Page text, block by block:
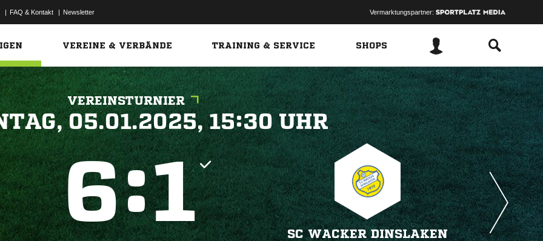
| FAQ & Kontakt | Newsletter Vermarktungspartner:
VEREINE & VERBÄNDE TRAINING & SERVICE SHOPS
VEREINSTURNIER
  
:
SC WACKER DINSLAKEN